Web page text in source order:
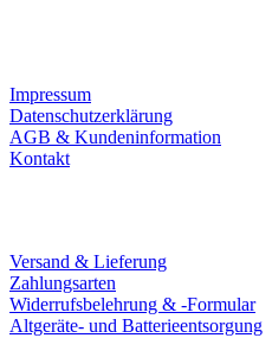
Impressum
Datenschutzerklärung
AGB & Kundeninformation
Kontakt
Versand & Lieferung
Zahlungsarten
Widerrufsbelehrung & -Formular
Altgeräte- und Batterieentsorgung